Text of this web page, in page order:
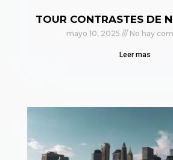
TOUR CONTRASTES DE
mayo 10, 2025 No hay
Leer mas